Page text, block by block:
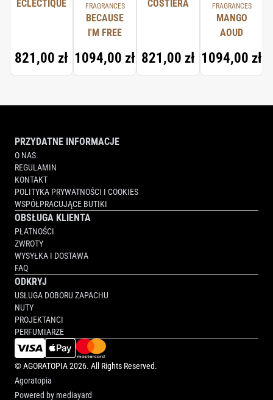
ECLECTIQUE
821,00 zł
FRAGRANCES
BECAUSE
I'M FREE
1094,00 zł
COSTIERA
821,00 zł
FRAGRANCES
MANGO
AOUD
1094,00 zł
PRZYDATNE INFORMACJE
O NAS
REGULAMIN
KONTAKT
POLITYKA PRYWATNOŚCI I COOKIES
WSPÓŁPRACUJĄCE BUTIKI
OBSŁUGA KLIENTA
PŁATNOŚCI
ZWROTY
WYSYŁKA I DOSTAWA
FAQ
ODKRYJ
USŁUGA DOBORU ZAPACHU
NUTY
PROJEKTANCI
PERFUMIARZE
©AGORATOPIA2026. All Rights Reserved.
Agoratopia
Powered by mediayard